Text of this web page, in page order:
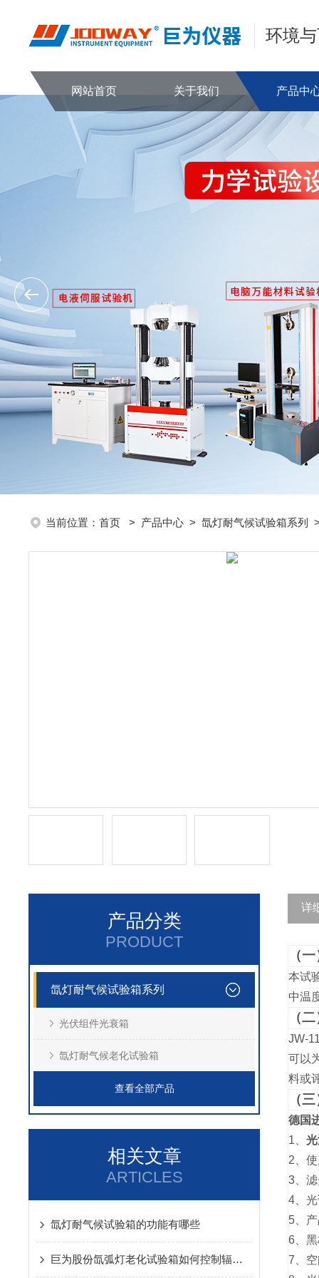
环境
网站首页 关于我们 产品中
当前位置： 首页 > 产品中心 > 氙灯耐气候试验箱系列
产品分类
PRODUCT
氙灯耐气候试验箱系列
光伏组件光衰箱
氙灯耐气候老化试验箱
查看全部产品
相关文章
ARTICLES
氙灯耐气候试验箱的功能有哪些
巨为股份氙弧灯老化试验箱如何控制辐照度
详
（
本试
中温
（
JW-
可以
料或
（
德国
1、
2、
3、
4、
5、
6、
7、